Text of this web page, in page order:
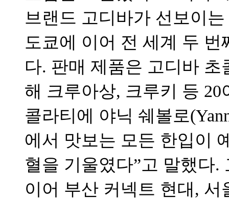
브랜드 고디바가 선보이
도쿄에 이어 전 세계 두
다. 판매 제품은 고디바
해 크루아상, 크루키 등
콜라티에 야닉 쉐볼로
에서 맛보는 모든 한입이
혈을 기울였다”고 말했다
이어 부산 커넥트 현대,